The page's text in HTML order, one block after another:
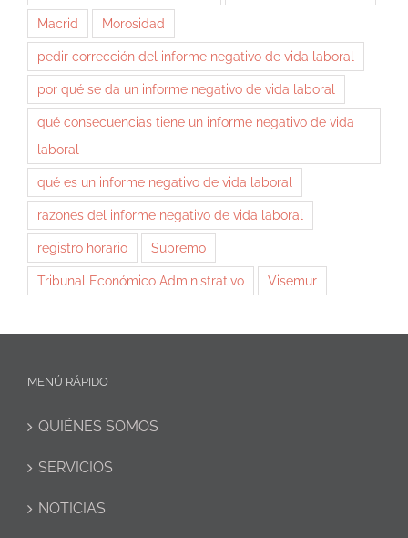
Macrid Morosidad
pedir corrección del informe negativo de vida laboral
por qué se da un informe negativo de vida laboral
qué consecuencias tiene un informe negativo de vida
laboral
qué es un informe negativo de vida laboral
razones del informe negativo de vida laboral
registro horario Supremo
Tribunal Económico Administrativo Visemur
MENÚ RÁPIDO
QUIÉNES SOMOS
SERVICIOS
NOTICIAS